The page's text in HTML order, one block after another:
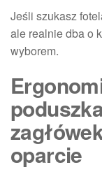
Jeśli szukasz
ale realnie dba o
wyborem.
oparcie